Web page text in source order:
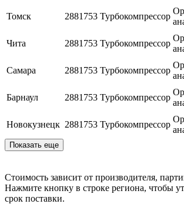
Томск 2881753 Турбокомпрессор
Чита 2881753 Турбокомпрессор
Самара 2881753 Турбокомпрессор
Барнаул 2881753 Турбокомпрессор
Новокузнецк 2881753 Турбокомпрессор
Показать еще
Стоимость зависит от производителя,
Нажмите кнопку в строке региона, чтобы
срок поставки.